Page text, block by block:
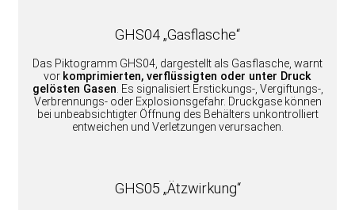
GHS04 „Gasflasche“
Das Piktogramm GHS04, dargestellt als Gasflasche, warnt
vor komprimierten, verflüssigten oder unter Druck
gelösten Gasen . Es signalisiert Erstickungs-, Vergiftungs-,
Verbrennungs- oder Explosionsgefahr. Druckgase können
bei unbeabsichtigter Öffnung des Behälters unkontrolliert
entweichen und Verletzungen verursachen.
GHS05 „Ätzwirkung“